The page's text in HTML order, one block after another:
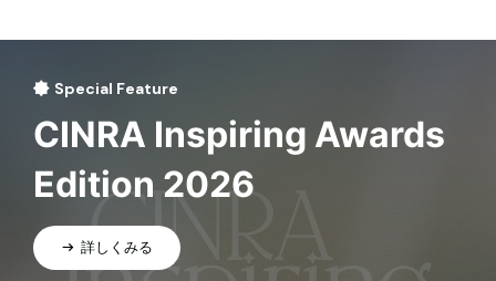
Special Feature
CINRA Inspiring Awards
Edition 2026
詳しくみる